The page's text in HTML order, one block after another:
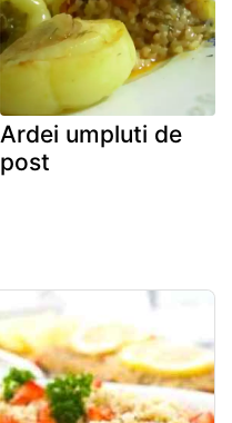
Ardei umpluti de
post